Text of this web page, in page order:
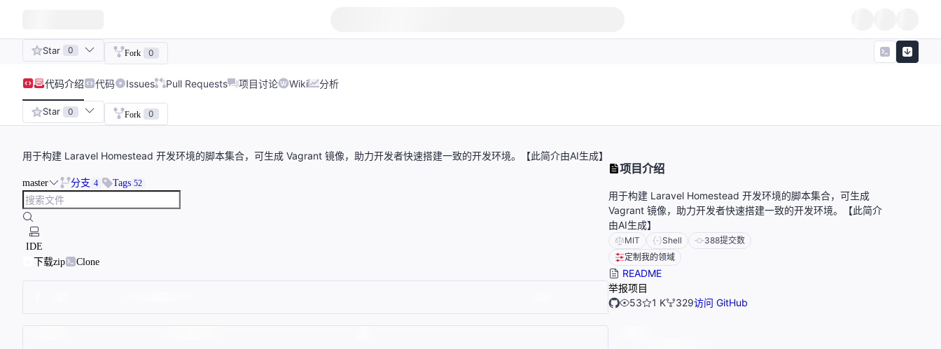
Star 0 Fork 0
代码介绍 代码 Issues Pull Requests 项目讨论 Wiki 分析
Star 0 Fork 0
用于构建 Laravel Homestead 开发环境的脚本集合，可生成 Vagrant 镜像，助力开发者快速搭建一致的开发环境。【此简介由AI生成】
master 分支 4 Tags 52
IDE
下载zip
Clone
项目介绍
用于构建 Laravel Homestead 开发环境的脚本集合，可生成
Vagrant 镜像，助力开发者快速搭建一致的开发环境。【此简介
由AI生成】
MIT Shell 388提交数
定制我的领域
README
举报项目
53
1 K 329访问 GitHub